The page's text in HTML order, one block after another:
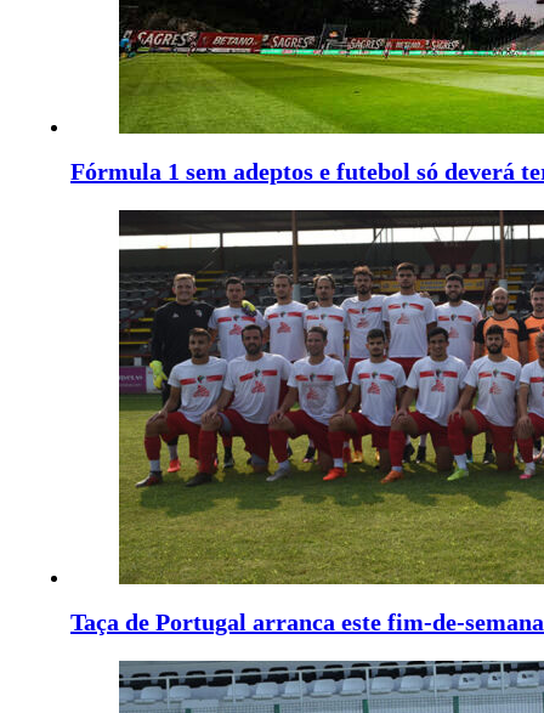
Fórmula 1 sem adeptos e futebol só deverá
Taça de Portugal arranca este fim-de-semana